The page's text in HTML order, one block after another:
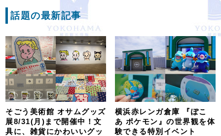
話題の最新記事
そごう美術館 オサムグッズ
展8/31(月)まで開催中！文
具に、雑貨にかわいいグッ
横浜赤レンガ倉庫 『ぽこ
あ ポケモン』の世界観を体
験できる特別イベント